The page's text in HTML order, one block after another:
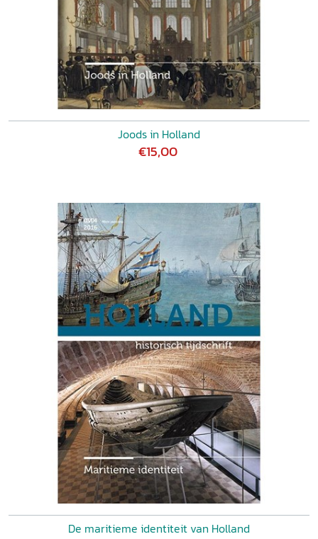
Joods in Holland
€15,00
De maritieme identiteit van Holland